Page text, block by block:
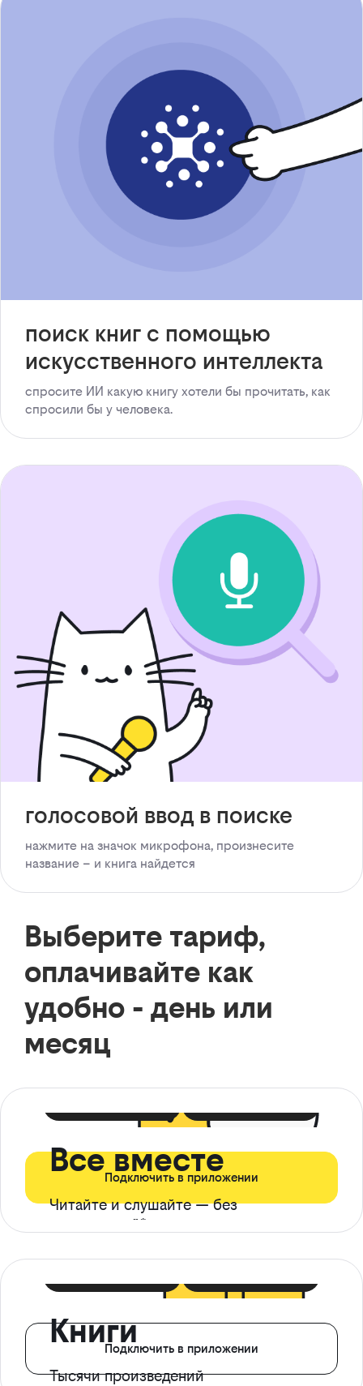
поиск книг с помощью
искусственного интеллекта
спросите ИИ какую книгу хотели бы прочитать, как
спросили бы у человека.
голосовой ввод в поиске
нажмите на значок микрофона, произнесите
название – и книга найдется
Выберите тариф,
оплачивайте как
удобно - день или
месяц
Все вместе
Читайте и слушайте — без
ограничений*
Подключить в приложении
Книги
Тысячи произведений
Подключить в приложении